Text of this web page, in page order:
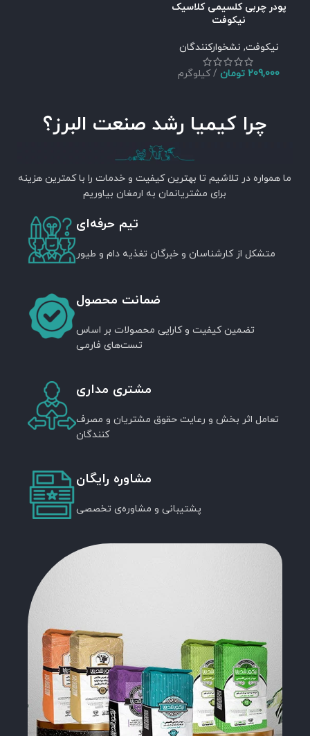
پودر چربی کلسیمی کلاسیک
نیکوفت
نیکوفت, نشخوارکنندگان
209,000 تومان کیلوگرم
چرا کیمیا رشد صنعت البرز؟
ما همواره در تلاشیم تا بهترین کیفیت و خدمات را با کمترین هزینه
برای مشتریانمان به ارمغان بیاوریم
تیم حرفه‌ای
متشکل از کارشناسان و خبرگان تغذیه دام و طیور
ضمانت محصول
تضمین کیفیت و کارایی محصولات بر اساس
تست‌های فارمی
مشتری مداری
تعامل اثر بخش و رعایت حقوق مشتریان و مصرف
کنندگان
مشاوره رایگان
پشتیبانی و مشاوره‌ی تخصصی